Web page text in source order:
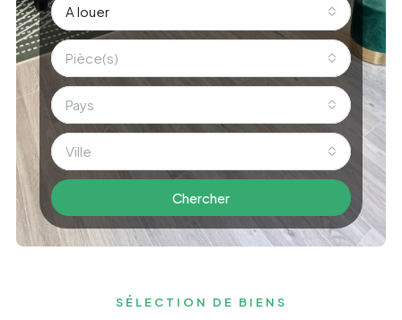
A louer
Pièce(s)
Pays
Ville
Chercher
SÉLECTION DE BIENS